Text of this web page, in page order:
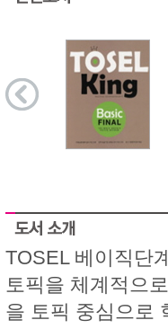
TOSEL 베이직단
토픽을 체계적으
을 토픽 중심으로